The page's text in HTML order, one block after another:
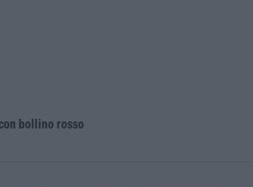
bollino rosso